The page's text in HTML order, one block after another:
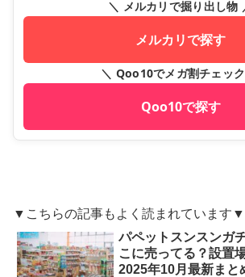
＼ メルカリで掘り出し物
メルカリで探す
＼ Qoo10でメガ割チェッ
Qoo10で探す
▼こちらの記事もよく読まれています▼
パペットスンスンガ
こに売ってる？設置
2025年10月最新まと